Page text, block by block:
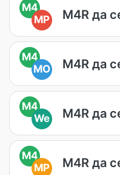
M4
MP
M4R да
M4
MO
M4R да
M4
We
M4R да
M4
MP
M4R да